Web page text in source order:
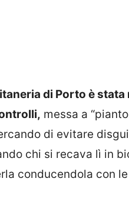
di Porto è stata
messa a
di evitare
chi si recava lì in
conducendola con